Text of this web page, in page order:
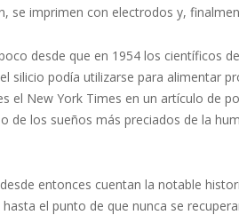
se imprimen con electrodos y,
desde que en 1954 los científicos
silicio podía utilizarse para alimentar
el New York Times en un artículo de
de los sueños más preciados de la
entonces cuentan la notable
el punto de que nunca se